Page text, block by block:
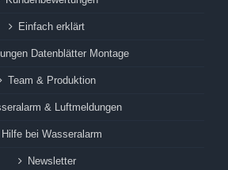
Einfach erklärt
Datenblätter Montage
Team & Produktion
& Luftmeldungen
Hilfe bei Wasseralarm
Newsletter